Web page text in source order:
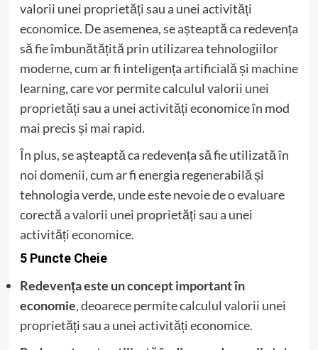
valorii unei proprietăți sau a unei activități
economice. De asemenea, se așteaptă ca redevența
să fie îmbunătățită prin utilizarea tehnologiilor
moderne, cum ar fi inteligența artificială și machine
learning, care vor permite calculul valorii unei
proprietăți sau a unei activități economice în mod
mai precis și mai rapid.
În plus, se așteaptă ca redevența să fie utilizată în
noi domenii, cum ar fi energia regenerabilă și
tehnologia verde, unde este nevoie de o evaluare
corectă a valorii unei proprietăți sau a unei
activități economice.
5 Puncte Cheie
Redevența este un concept important în
economie, deoarece permite calculul valorii unei
proprietăți sau a unei activități economice.